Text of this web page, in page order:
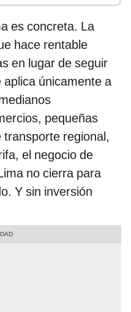
es concreta. La
hace rentable
en lugar de seguir
únicamente a
pequeñas
regional,
el negocio de
no cierra para
Y sin inversión